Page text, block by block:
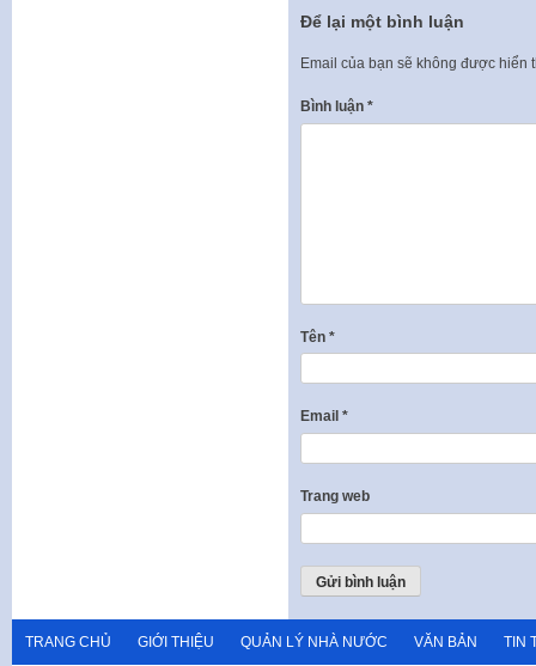
Để lại một bình luận
Email của bạn sẽ không được hiển
Bình luận *
Tên *
Email *
Trang web
TRANG CHỦ GIỚI THIỆU QUẢN LÝ NHÀ NƯỚC VĂN BẢN TIN